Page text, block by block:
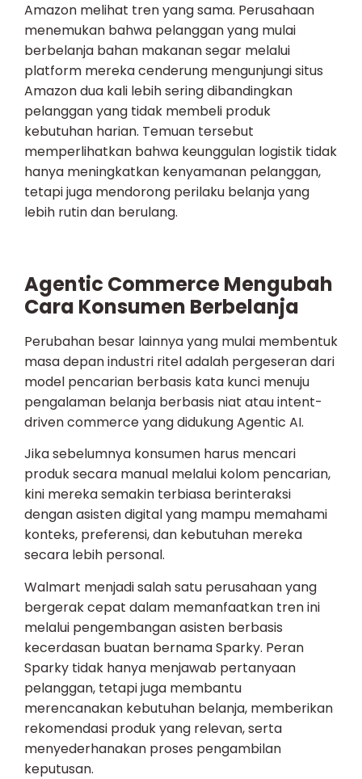
Amazon melihat tren yang sama. Perusahaan
menemukan bahwa pelanggan yang mulai
berbelanja bahan makanan segar melalui
platform mereka cenderung mengunjungi situs
Amazon dua kali lebih sering dibandingkan
pelanggan yang tidak membeli produk
kebutuhan harian. Temuan tersebut
memperlihatkan bahwa keunggulan logistik tidak
hanya meningkatkan kenyamanan pelanggan,
tetapi juga mendorong perilaku belanja yang
lebih rutin dan berulang.
Agentic Commerce Mengubah
Cara Konsumen Berbelanja
Perubahan besar lainnya yang mulai membentuk
masa depan industri ritel adalah pergeseran dari
model pencarian berbasis kata kunci menuju
pengalaman belanja berbasis niat atau intent-
driven commerce yang didukung Agentic AI.
Jika sebelumnya konsumen harus mencari
produk secara manual melalui kolom pencarian,
kini mereka semakin terbiasa berinteraksi
dengan asisten digital yang mampu memahami
konteks, preferensi, dan kebutuhan mereka
secara lebih personal.
Walmart menjadi salah satu perusahaan yang
bergerak cepat dalam memanfaatkan tren ini
melalui pengembangan asisten berbasis
kecerdasan buatan bernama Sparky. Peran
Sparky tidak hanya menjawab pertanyaan
pelanggan, tetapi juga membantu
merencanakan kebutuhan belanja, memberikan
rekomendasi produk yang relevan, serta
menyederhanakan proses pengambilan
keputusan.